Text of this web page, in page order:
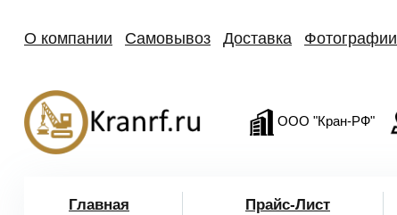
О компании Самовывоз Доставка Фотографии
ООО "Кран-РФ"
Главная Прайс-Лист